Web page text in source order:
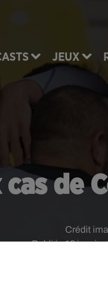
JEUX
de
Publié : 12 janvier
Crédit